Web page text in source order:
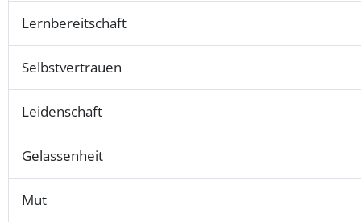
Lernbereitschaft
Selbstvertrauen
Leidenschaft
Gelassenheit
Mut